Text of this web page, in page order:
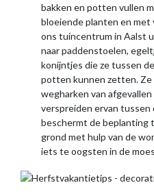
bakken en potten vullen
bloeiende planten en met
ons tuincentrum in Aalst
naar paddenstoelen,
konijntjes die ze tussen
potten kunnen zetten.
wegharken van
verspreiden ervan tussen
beschermt de
grond met hulp van de
iets te oogsten in de